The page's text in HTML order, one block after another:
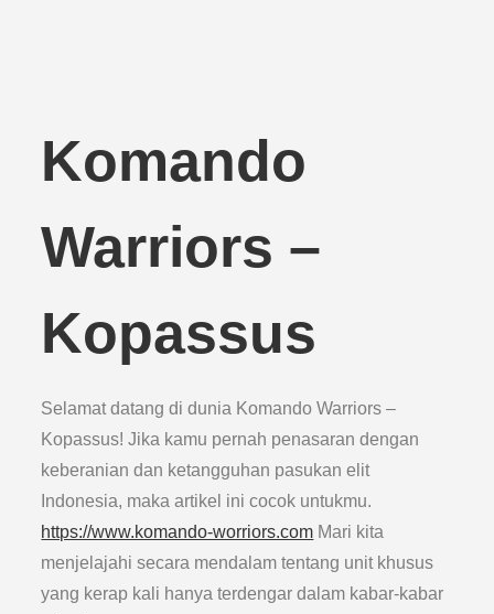
Komando
Warriors –
Kopassus
Selamat datang di dunia Komando Warriors –
Kopassus! Jika kamu pernah penasaran dengan
keberanian dan ketangguhan pasukan elit
Indonesia, maka artikel ini cocok untukmu.
https://www.komando-worriors.com Mari kita
menjelajahi secara mendalam tentang unit khusus
yang kerap kali hanya terdengar dalam kabar-kabar